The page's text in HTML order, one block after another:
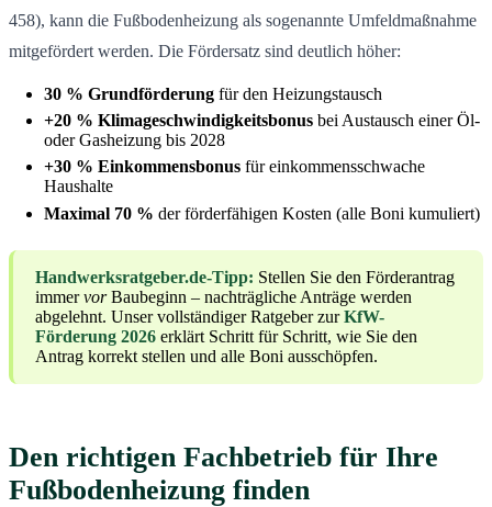
458), kann die Fußbodenheizung als sogenannte Umfeldmaßnahme
mitgefördert werden. Die Fördersatz sind deutlich höher:
30 % Grundförderung für den Heizungstausch
+20 % Klimageschwindigkeitsbonus bei Austausch einer Öl-
oder Gasheizung bis 2028
+30 % Einkommensbonus für einkommensschwache
Haushalte
Maximal 70 % der förderfähigen Kosten (alle Boni kumuliert)
Handwerksratgeber.de-Tipp: Stellen Sie den Förderantrag
immervorBaubeginn – nachträgliche Anträge werden
abgelehnt. Unser vollständiger Ratgeber zurKfW-
Förderung 2026 erklärt Schritt für Schritt, wie Sie den
Antrag korrekt stellen und alle Boni ausschöpfen.
Den richtigen Fachbetrieb für Ihre
Fußbodenheizung finden